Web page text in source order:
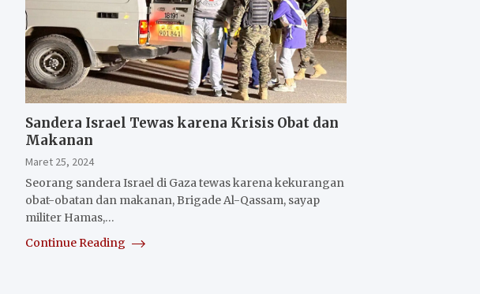
Sandera Israel Tewas karena Krisis Obat dan
Makanan
Maret 25, 2024
Seorang sandera Israel di Gaza tewas karena kekurangan
obat-obatan dan makanan, Brigade Al-Qassam, sayap
militer Hamas,…
Continue Reading